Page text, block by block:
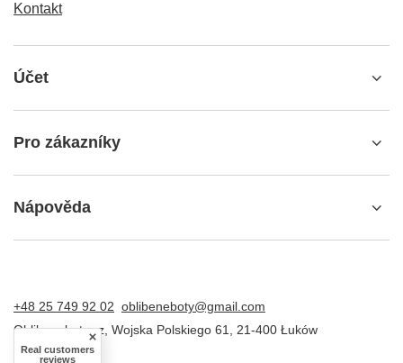
Kontakt
Účet
Pro zákazníky
Nápověda
+48 25 749 92 02 oblibeneboty@gmail.com
Oblibeneboty.cz Wojska Polskiego 61 21-400 Łuków
Real customers
reviews